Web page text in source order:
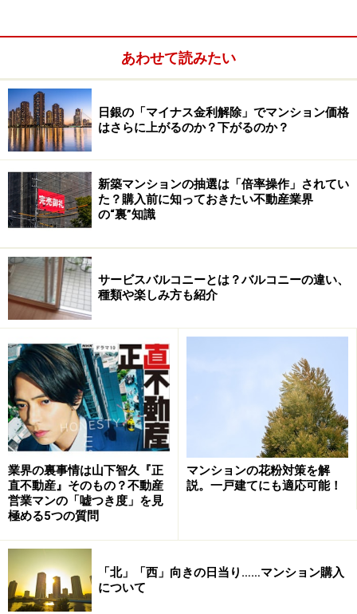
ハウスキーピングサービスが週3回
ンテリアをはじめ、食器洗浄器付きのシステムキッチ
ン、スチームシャワー付きバスルームなど、室内はちょ
っとした高級ホテル並みです。マスターベッドルームに
はキングサイズのベッドが置かれ、書斎コーナーにはワ
ークデスクも。
住戸には週3回ハウスキーピングサービスが入り、シー
ツなどのリネン類も交換してくれます。ランドリーやド
ライクリーニングサービスも利用できるなど、ほとんど
ホテルで暮しているようなものです。
朝食やフィットネスの料金も賃料に含まれ
る
さらに豪華なのは共用施設です。エントランスを入ると
広い空間にソファなどの調度が置かれ、奥のカウンター
あわせて読みたい
日銀の「マイナス金利解除」でマンション価格
はさらに上がるのか？下がるのか？
新築マンションの抽選は「倍率操作」されてい
た？購入前に知っておきたい不動産業界
の“裏”知識
サービスバルコニーとは？バルコニーの違い、
種類や楽しみ方も紹介
業界の裏事情は山下智久『正
直不動産』そのもの？不動産
営業マンの「嘘つき度」を見
極める5つの質問
マンションの花粉対策を解
説。一戸建てにも適応可能！
「北」「西」向きの日当り……マンション購入
について